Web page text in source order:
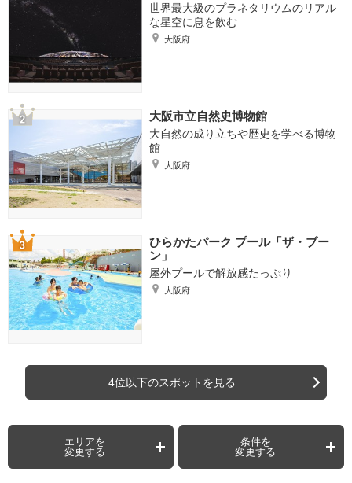
世界最大級のプラネタリウムのリアル
な星空に息を飲む
大阪府
大阪市立自然史博物館
大自然の成り立ちや歴史を学べる博物
館
大阪府
ひらかたパーク プール「ザ・ブー
ン」
屋外プールで解放感たっぷり
大阪府
4位以下のスポットを見る
エリアを
変更する
条件を
変更する